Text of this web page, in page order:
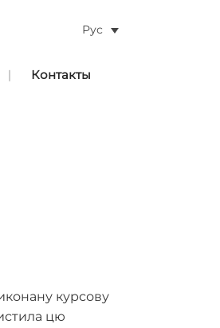
Рус
Контакты
курсову
цю